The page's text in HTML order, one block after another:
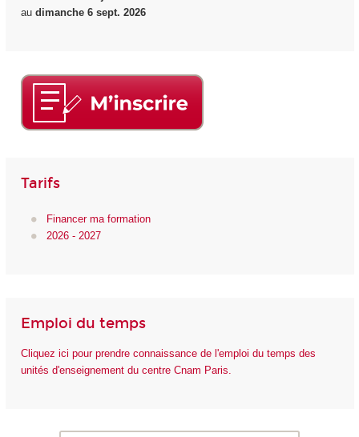
au dimanche 6 sept. 2026
Tarifs
Financer ma formation
2026 - 2027
Emploi du temps
Cliquez ici pour prendre connaissance de l'emploi du temps des
unités d'enseignement du centre Cnam Paris.